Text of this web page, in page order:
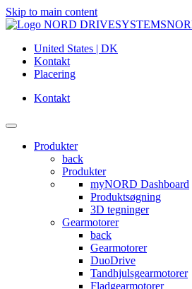
Skip to main content
United States | DK
Kontakt
Placering
Kontakt
Produkter
back
Produkter
myNORD Dashboard
Produktsøgning
3D tegninger
Gearmotorer
back
Gearmotorer
DuoDrive
Tandhjulsgearmotorer
Fladgearmotorer